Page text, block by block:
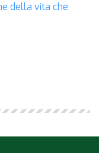
della vita che